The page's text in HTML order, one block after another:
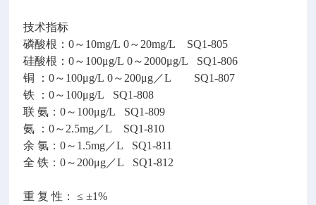
技术指标
磷酸根：0～10mg/L 0～20mg/L SQ1-805
硅酸根：0～100μg/L 0～2000μg/L SQ1-806
铜 ：0～100μg/L 0～200μg／L SQ1-807
铁 ：0～100μg/L SQ1-808
联 氨：0～100μg/L SQ1-809
氨 ：0～2.5mg／L SQ1-810
余 氯：0～1.5mg／L SQ1-811
全 铁：0～200μg／L SQ1-812
重 复 性： ≤ ±1%